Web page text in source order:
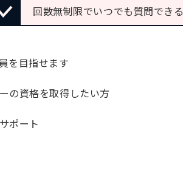
回数無制限でいつでも質問できる
を目指せます
の資格を取得したい方
ポート